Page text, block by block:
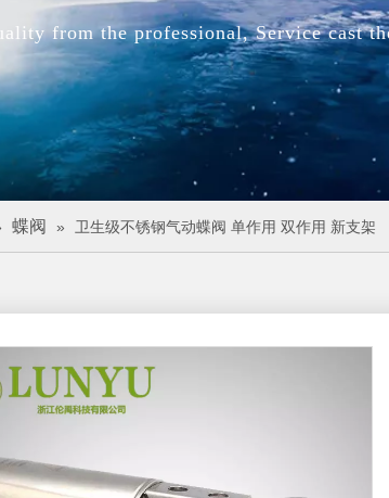
from the professional, Service cast
蝶阀 » 卫生级不锈钢气动蝶阀 单作用 双作用 新支架